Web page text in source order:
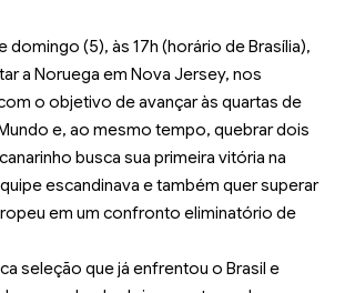
domingo (5), às 17h (horário de Brasília),
a Noruega em Nova Jersey, nos
o objetivo de avançar às quartas de
e, ao mesmo tempo, quebrar dois
busca sua primeira vitória na
escandinava e também quer superar
em um confronto eliminatório de
seleção que já enfrentou o Brasil e